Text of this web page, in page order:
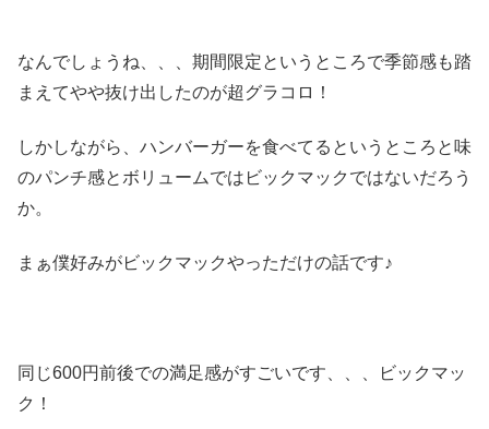
なんでしょうね、、、期間限定というところで季節感も踏
まえてやや抜け出したのが超グラコロ！
しかしながら、ハンバーガーを食べてるというところと味
のパンチ感とボリュームではビックマックではないだろう
か。
まぁ僕好みがビックマックやっただけの話です♪
同じ600円前後での満足感がすごいです、、、ビックマッ
ク！